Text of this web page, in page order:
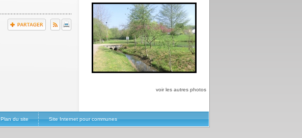
voir les autres photos
Plan du site Site Internet pour communes